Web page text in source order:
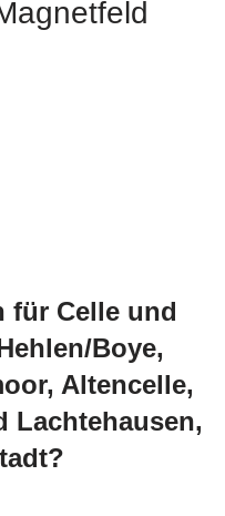
für Celle und
Boye,
Altencelle,
Lachtehausen,